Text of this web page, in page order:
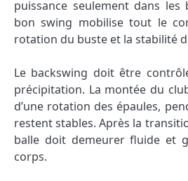
puissance seulement dans les
bon swing mobilise tout le
rotation du buste et la stabilité
Le backswing doit être
précipitation. La montée du
d’une rotation des épaules,
restent stables. Après la
balle doit demeurer fluide et
corps.